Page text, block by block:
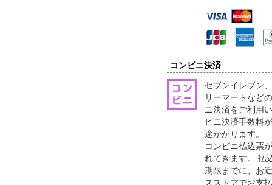
コンビニ決済
セブンイレブン
リーマートなど
ニ決済をご利用
ビニ決済手数料
途かかります。
コンビニ払込票
れてきます。 払
期限までに、お
スストアでお支